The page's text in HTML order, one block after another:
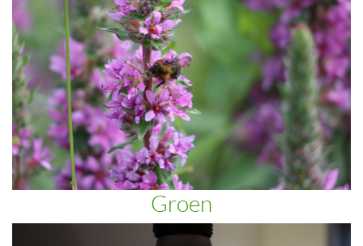
Groen